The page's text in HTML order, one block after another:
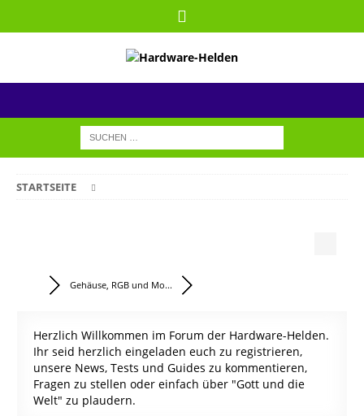
STARTSEITE
Gehäuse, RGB und Mo...
Herzlich Willkommen im Forum der Hardware-Helden.
Ihr seid herzlich eingeladen euch zu registrieren,
unsere News, Tests und Guides zu kommentieren,
Fragen zu stellen oder einfach über "Gott und die
Welt" zu plaudern.